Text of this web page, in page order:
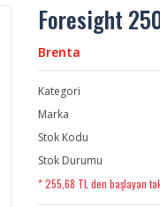
Foresight
Brenta
Kategori
Marka
Stok Kodu
Stok Durumu
* 255,68 TL den başlayan